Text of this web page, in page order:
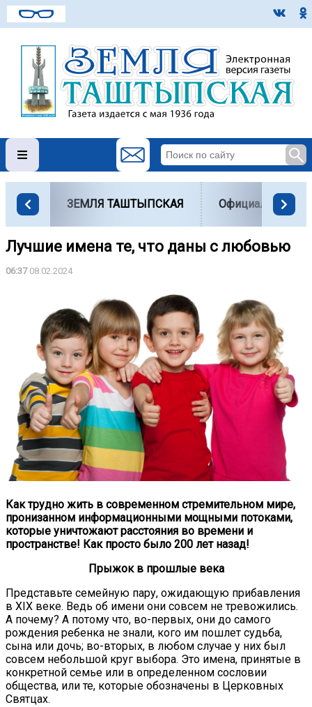
ЗЕМЛЯ ТАШТЫПСКАЯ Официально
Лучшие имена те, что даны с любовью
06:3708.02.2024
Как трудно жить в современном стремительном мире,
пронизанном информационными мощными потоками,
которые уничтожают расстояния во времени и
пространстве! Как просто было 200 лет назад!
Прыжок в прошлые века
Представьте семейную пару, ожидающую прибавления
в XIX веке. Ведь об имени они совсем не тревожились.
А почему? А потому что, во-первых, они до самого
рождения ребенка не знали, кого им пошлет судьба,
сына или дочь; во-вторых, в любом случае у них был
совсем небольшой круг выбора. Это имена, принятые в
конкретной семье или в определенном сословии
общества, или те, которые обозначены в Церковных
Святцах.